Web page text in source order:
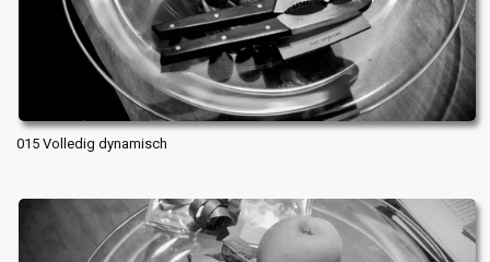
015 Volledig dynamisch